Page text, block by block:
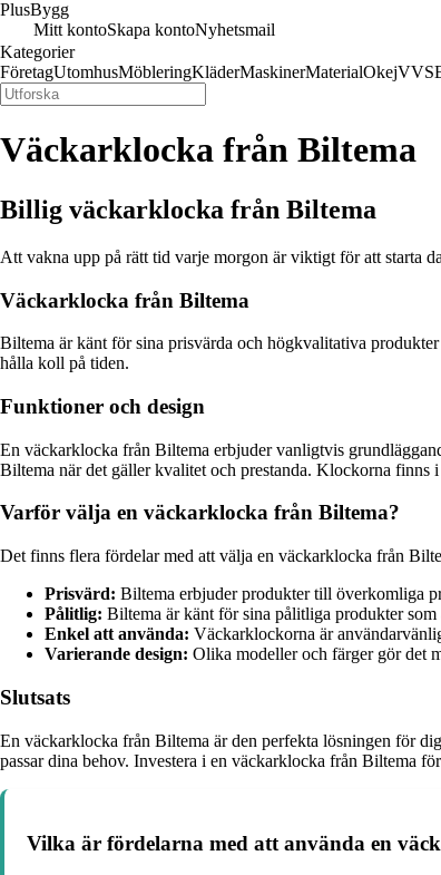
PlusBygg
Mitt kontoSkapa kontoNyhetsmail
Kategorier
FöretagUtomhusMöbleringKläderMaskinerMaterialOkejVVS
Väckarklocka från Biltema
Billig väckarklocka från Biltema
Att vakna upp på rätt tid varje morgon är viktigt för att starta
Väckarklocka från Biltema
Biltema är känt för sina prisvärda och högkvalitativa
hålla koll på tiden.
Funktioner och design
En väckarklocka från Biltema erbjuder vanligtvis
Biltema när det gäller kvalitet och prestanda. Klockorna finns
Varför välja en väckarklocka från Biltema?
Det finns flera fördelar med att välja en väckarklocka från
Prisvärd: Biltema erbjuder produkter till överkomliga
Pålitlig: Biltema är känt för sina pålitliga produkter
Enkel att använda: Väckarklockorna är
Varierande design: Olika modeller och färger gör det
Slutsats
En väckarklocka från Biltema är den perfekta lösningen för
passar dina behov. Investera i en väckarklocka från Biltema
Vilka är fördelarna med att använda en